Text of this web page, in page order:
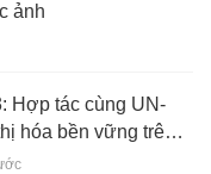
ảnh
Hợp tác cùng UN-
hóa bền vững trên